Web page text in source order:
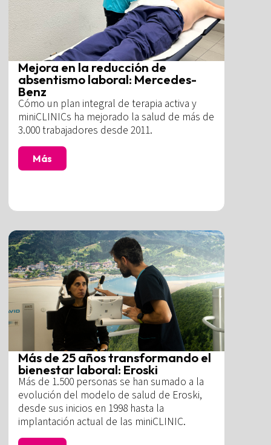
Mejora en la reducción de
absentismo laboral: Mercedes-
Benz
Cómo un plan integral de terapia activa y
miniCLINICs ha mejorado la salud de más de
3.000 trabajadores desde 2011.
Más
Más de 25 años transformando el
bienestar laboral: Eroski
Más de 1.500 personas se han sumado a la
evolución del modelo de salud de Eroski,
desde sus inicios en 1998 hasta la
implantación actual de las miniCLINIC.